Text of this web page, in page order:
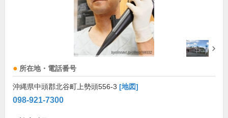
所在地・電話番号
沖縄県中頭郡北谷町上勢頭556-3 [地図]
098-921-7300